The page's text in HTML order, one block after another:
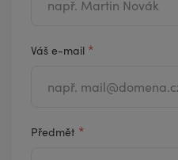
Váš e-mail *
Předmět *